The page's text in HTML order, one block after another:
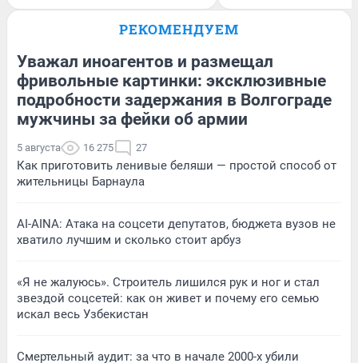
РЕКОМЕНДУЕМ
Уважал иноагентов и размещал
фривольные картинки: эксклюзивные
подробности задержания в Волгограде
мужчины за фейки об армии
5 августа 16 275 27
Как приготовить ленивые беляши — простой способ от
жительницы Барнаула
AI-AINA: Атака на соцсети депутатов, бюджета вузов не
хватило лучшим и сколько стоит арбуз
«Я не жалуюсь». Строитель лишился рук и ног и стал
звездой соцсетей: как он живет и почему его семью
искал весь Узбекистан
Смертельный аудит: за что в начале 2000-х убили